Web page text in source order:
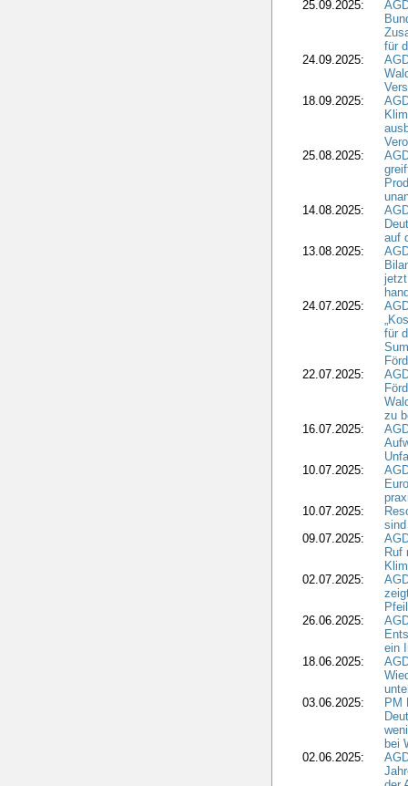
25.09.2025:
für
24.09.2025:
18.09.2025:
25.08.2025:
14.08.2025:
auf
13.08.2025:
24.07.2025:
für
22.07.2025:
zu
16.07.2025:
10.07.2025:
10.07.2025:
09.07.2025:
Ruf
02.07.2025:
26.06.2025:
ein
18.06.2025:
03.06.2025:
PM
bei
02.06.2025: